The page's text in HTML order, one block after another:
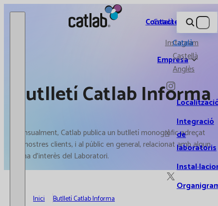
Catlab.
Empresa
Integració
de
laboratoris
Contacte
Instagram
X
Català
Català
Castellà
Anglès
Butlletí Catlab Informa
Mensualment, Catlab publica un butlletí monogràfic adreçat
als nostres clients, i al públic en general, relacionat amb algun
tema d'interès del Laboratori.
Inici Butlletí Catlab Informa